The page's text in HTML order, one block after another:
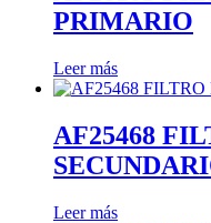
PRIMARIO
Leer más
AF25468
Leer más